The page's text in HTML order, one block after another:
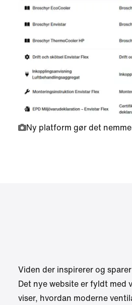
Ny platform gør det
Viden der inspirerer og
Det nye website er fyldt
viser, hvordan moderne